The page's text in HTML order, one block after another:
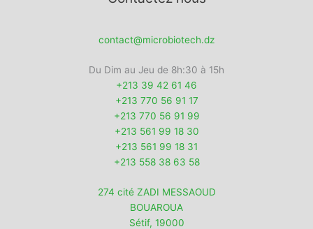
contact@microbiotech.dz
Du Dim au Jeu de 8h:30 à 15h
+213 39 42 61 46
+213 770 56 91 17
+213 770 56 91 99
+213 561 99 18 30
+213 561 99 18 31
+213 558 38 63 58
274 cité ZADI MESSAOUD
BOUAROUA
Sétif, 19000